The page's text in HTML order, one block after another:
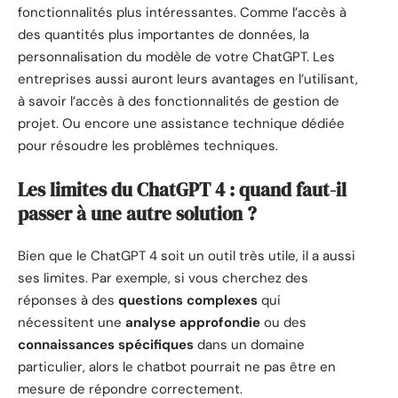
fonctionnalités plus intéressantes. Comme l’accès à
des quantités plus importantes de données, la
personnalisation du modèle de votre ChatGPT. Les
entreprises aussi auront leurs avantages en l’utilisant,
à savoir l’accès à des fonctionnalités de gestion de
projet. Ou encore une assistance technique dédiée
pour résoudre les problèmes techniques.
Les limites du ChatGPT 4 : quand faut-il
passer à une autre solution ?
Bien que le ChatGPT 4 soit un outil très utile, il a aussi
ses limites. Par exemple, si vous cherchez des
réponses à des questions complexes qui
nécessitent une analyse approfondie ou des
connaissances spécifiques dans un domaine
particulier, alors le chatbot pourrait ne pas être en
mesure de répondre correctement.